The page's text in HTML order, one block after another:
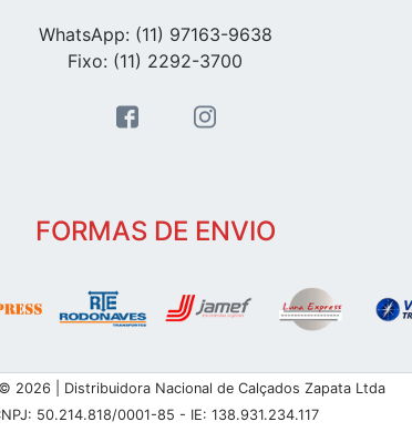
WhatsApp: (11) 97163-9638
Fixo: (11) 2292-3700
FORMAS DE ENVIO
2026 | Distribuidora Nacional de Calçados Zapata Ltda
50.214.818/0001-85 - IE: 138.931.234.117